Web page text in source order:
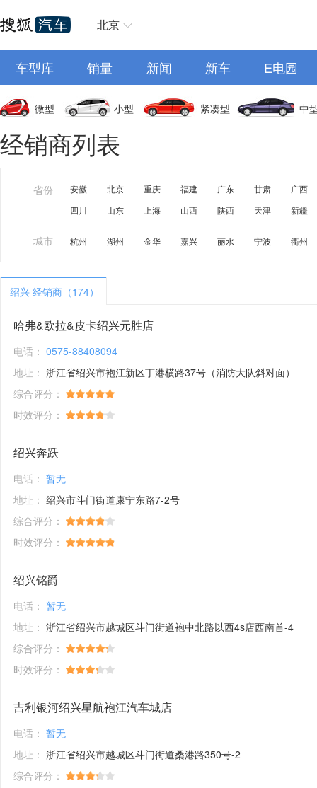
北京
车型库 销量 新闻 新车 E电园
微型 小型 紧凑型 中
经销商列表
省份 安徽 北京 重庆 福建 广东 甘肃
广西
四川
山东 上海 山西 陕西 天津 新疆
城市 杭州 湖州 金华 嘉兴 丽水 宁波 衢州
绍兴 经销商（174）
哈弗&欧拉&皮卡绍兴元胜店
电话： 0575-88408094
地址： 浙江省绍兴市袍江新区丁港横路37号（消防大队斜对面）
综合评分：
时效评分：
绍兴奔跃
电话： 暂无
地址： 绍兴市斗门街道康宁东路7-2号
综合评分：
时效评分：
绍兴铭爵
电话： 暂无
地址： 浙江省绍兴市越城区斗门街道袍中北路以西4s店西南首-4
综合评分：
时效评分：
吉利银河绍兴星航袍江汽车城店
电话： 暂无
地址： 浙江省绍兴市越城区斗门街道桑港路350号-2
综合评分：